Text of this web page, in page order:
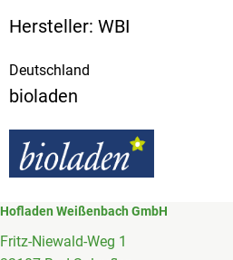
Hersteller: WBI
Deutschland
bioladen
Hofladen Weißenbach GmbH
Fritz-Niewald-Weg 1